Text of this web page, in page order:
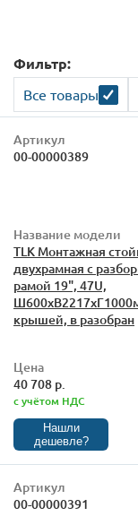
Фильтр:
Все товары
Артикул
00-00000389
Название модели
TLK Монтажная
двухрамная с
рамой 19", 47U,
крышей, в разобран
Цена
40 708 р.
с учётом НДС
Нашли
дешевле?
Артикул
00-00000391